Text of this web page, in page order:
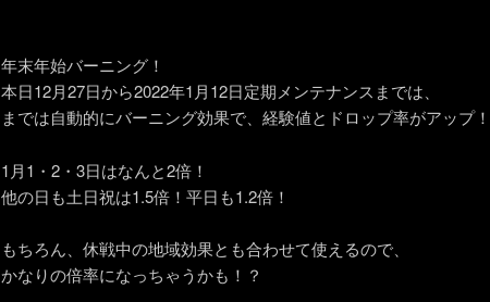
年末年始バーニング！
本日12月27日から2022年1月12日定期メンテナンスまでは、
までは自動的にバーニング効果で、経験値とドロップ率がアップ！
1月1・2・3日はなんと2倍！
他の日も土日祝は1.5倍！平日も1.2倍！
もちろん、休戦中の地域効果とも合わせて使えるので、
かなりの倍率になっちゃうかも！？